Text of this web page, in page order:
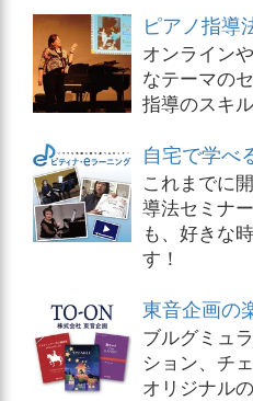
ピアノ指導
オンライン
なテーマの
指導のスキ
自宅で学べ
これまでに
導法セミナ
も、好きな
す！
東音企画の
ブルグミュ
ション、チ
オリジナル